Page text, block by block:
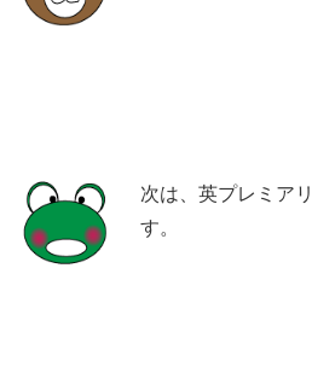
次は、英プレミア
す。